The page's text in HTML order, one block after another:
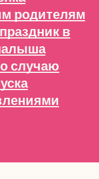
родителям
в
случаю